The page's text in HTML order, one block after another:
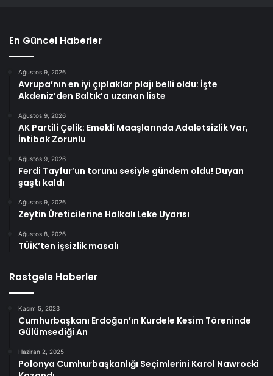
En Güncel Haberler
Ağustos 9, 2026
Avrupa’nın en iyi çıplaklar plajı belli oldu: İşte
Akdeniz’den Baltık’a uzanan liste
Ağustos 9, 2026
AK Partili Çelik: Emekli Maaşlarında Adaletsizlik Var,
İntibak Zorunlu
Ağustos 9, 2026
Ferdi Tayfur’un torunu sesiyle gündem oldu! Duyan
şaştı kaldı
Ağustos 9, 2026
Zeytin Üreticilerine Halkalı Leke Uyarısı
Ağustos 8, 2026
TÜİK’ten işsizlik masalı
Rastgele Haberler
Kasım 5, 2023
Cumhurbaşkanı Erdoğan’ın Kurdele Kesim Töreninde
Gülümsediği An
Haziran 2, 2025
Polonya Cumhurbaşkanlığı Seçimlerini Karol Nawrocki